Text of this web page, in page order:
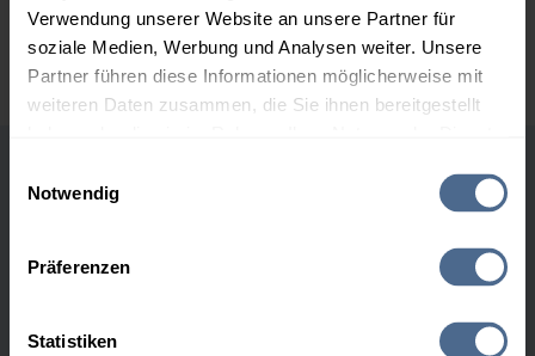
Verwendung unserer Website an unsere Partner für
soziale Medien, Werbung und Analysen weiter. Unsere
Partner führen diese Informationen möglicherweise mit
weiteren Daten zusammen, die Sie ihnen bereitgestellt
Notwendig
Präferenzen
Statistiken
Preise für Heizöl in Standardqualität nach Ö-Norm C 1109 in € / 100
Liter inkl. MwSt. und Lieferung bei einer Lieferstelle.
Höchst- und Tiefststände der